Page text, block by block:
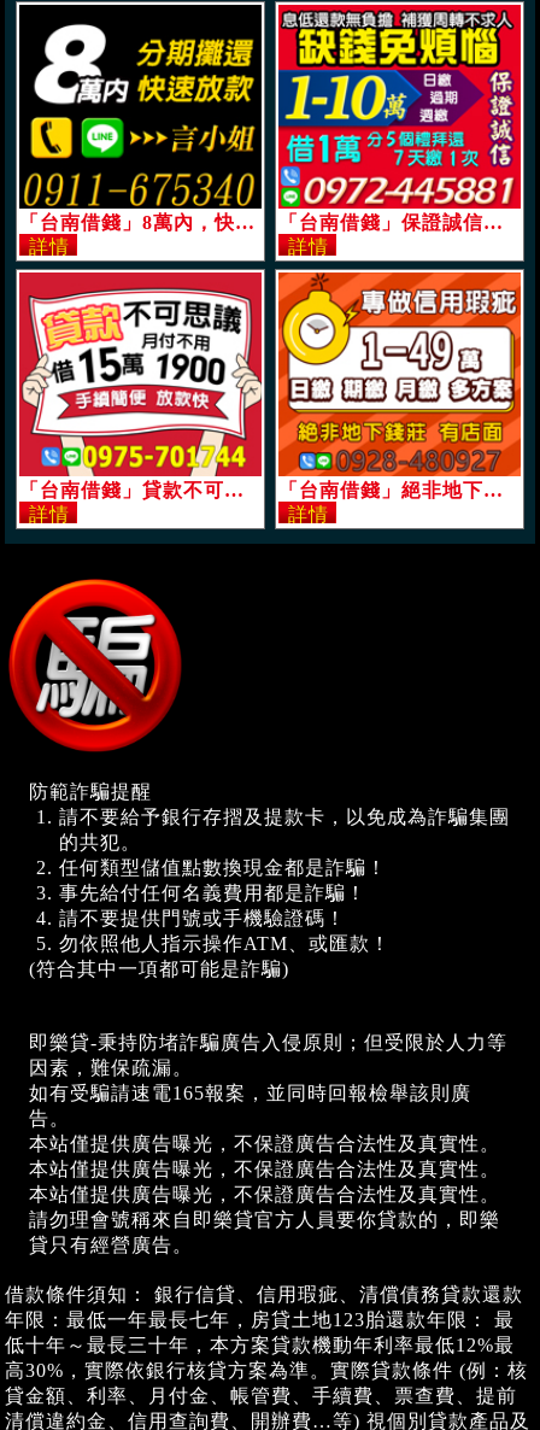
「台南借錢」8萬內，快速放款，分期攤還，強力過件手續簡便「即樂貸」 「台南借錢」保證誠信，息低還款無負擔，日繳周繳期繳，1-10萬，7天繳1次分5個禮拜還「即樂貸」
「台南借錢」貸款不可思議，借15萬，月付不用1900，手續簡便，放款快「即樂貸」 「台南借錢」絕非地下錢莊有店面，專做信用瑕疵，50萬內，日繳期繳月繳多方案「即樂貸」
防範詐騙提醒
請不要給予銀行存摺及提款卡，以免成為詐騙集團
的共犯。
任何類型儲值點數換現金都是詐騙！
事先給付任何名義費用都是詐騙！
請不要提供門號或手機驗證碼！
勿依照他人指示操作ATM、或匯款！
(符合其中一項都可能是詐騙)
即樂貸-秉持防堵詐騙廣告入侵原則；但受限於人力等
因素，難保疏漏。
如有受騙請速電165報案，並同時回報檢舉該則廣
告。
本站僅提供廣告曝光，不保證廣告合法性及真實性。
本站僅提供廣告曝光，不保證廣告合法性及真實性。
本站僅提供廣告曝光，不保證廣告合法性及真實性。
請勿理會號稱來自即樂貸官方人員要你貸款的，即樂
貸只有經營廣告。
借款條件須知： 銀行信貸、信用瑕疵、清償債務貸款還款
年限：最低一年最長七年，房貸土地123胎還款年限： 最
低十年～最長三十年，本方案貸款機動年利率最低12%最
高30%，實際依銀行核貸方案為準。實際貸款條件 (例：核
貸金額、利率、月付金、帳管費、手續費、票查費、提前
清償違約金、信用查詢費、開辦費…等) 視個別貸款產品及